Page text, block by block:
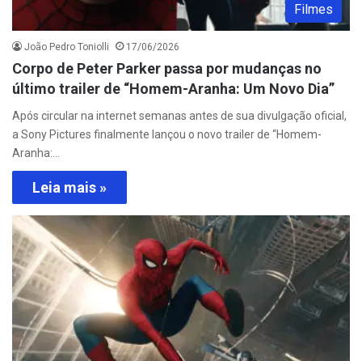
Filmes
João Pedro Toniolli 17/06/2026
Corpo de Peter Parker passa por mudanças no
último trailer de “Homem-Aranha: Um Novo Dia”
Após circular na internet semanas antes de sua divulgação oficial,
a Sony Pictures finalmente lançou o novo trailer de “Homem-
Aranha:…
Leia mais »